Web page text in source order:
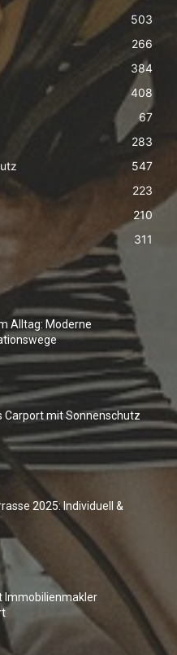
503
266
384
408
67
283
547
223
210
311
Alltag: Moderne
Carport mit Sonnenschutz
2025: Individuell &
Immobilienmakler